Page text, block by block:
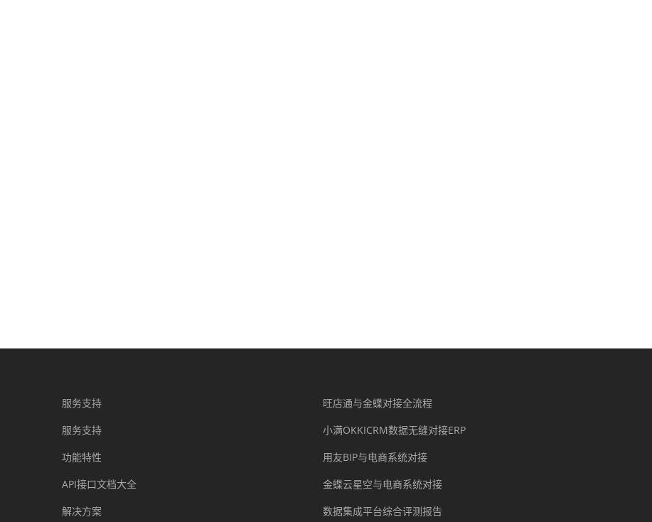
服务支持
服务支持
功能特性
API接口文档大全
解决方案
旺店通与金蝶对接全流程
小满OKKICRM数据无缝对接ERP
用友BIP与电商系统对接
金蝶云星空与电商系统对接
数据集成平台综合评测报告